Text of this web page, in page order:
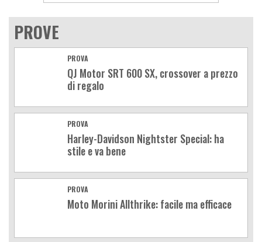
PROVE
PROVA
QJ Motor SRT 600 SX, crossover a prezzo
di regalo
PROVA
Harley-Davidson Nightster Special: ha
stile e va bene
PROVA
Moto Morini Allthrike: facile ma efficace